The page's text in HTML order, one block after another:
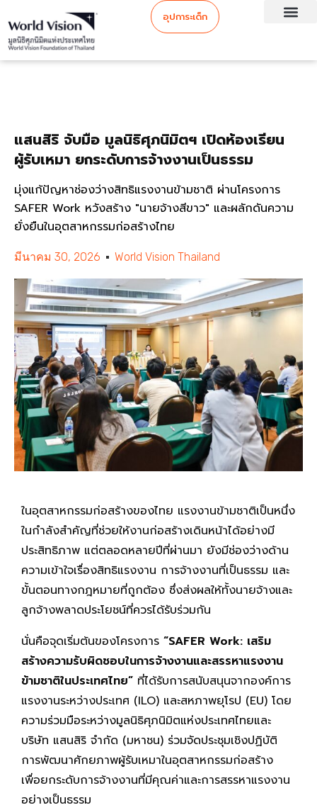
อุปการะเด็ก
แสนสิริ จับมือ มูลนิธิศุภนิมิตฯ เปิดห้องเรียน
ผู้รับเหมา ยกระดับการจ้างงานเป็นธรรม
มุ่งแก้ปัญหาช่องว่างสิทธิแรงงานข้ามชาติ ผ่านโครงการ
SAFER Work หวังสร้าง "นายจ้างสีขาว" และผลักดันความ
ยั่งยืนในอุตสาหกรรมก่อสร้างไทย
มีนาคม 30, 2026 World Vision Thailand
ในอุตสาหกรรมก่อสร้างของไทย แรงงานข้ามชาติเป็นหนึ่ง
ในกำลังสำคัญที่ช่วยให้งานก่อสร้างเดินหน้าได้อย่างมี
ประสิทธิภาพ แต่ตลอดหลายปีที่ผ่านมา ยังมีช่องว่างด้าน
ความเข้าใจเรื่องสิทธิแรงงาน การจ้างงานที่เป็นธรรม และ
ขั้นตอนทางกฎหมายที่ถูกต้อง ซึ่งส่งผลให้ทั้งนายจ้างและ
ลูกจ้างพลาดประโยชน์ที่ควรได้รับร่วมกัน
นั่นคือจุดเริ่มต้นของโครงการ “SAFER Work: เสริม
สร้างความรับผิดชอบในการจ้างงานและสรรหาแรงงาน
ข้ามชาติในประเทศไทย” ที่ได้รับการสนับสนุนจากองค์การ
แรงงานระหว่างประเทศ (ILO) และสหภาพยุโรป (EU) โดย
ความร่วมมือระหว่างมูลนิธิศุภนิมิตแห่งประเทศไทยและ
บริษัท แสนสิริ จำกัด (มหาชน) ร่วมจัดประชุมเชิงปฏิบัติ
การพัฒนาศักยภาพผู้รับเหมาในอุตสาหกรรมก่อสร้าง
เพื่อยกระดับการจ้างงานที่มีคุณค่าและการสรรหาแรงงาน
อย่างเป็นธรรม